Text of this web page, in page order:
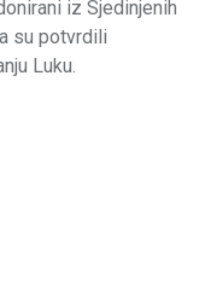
iz Sjedinjenih
su potvrdili
Luku.